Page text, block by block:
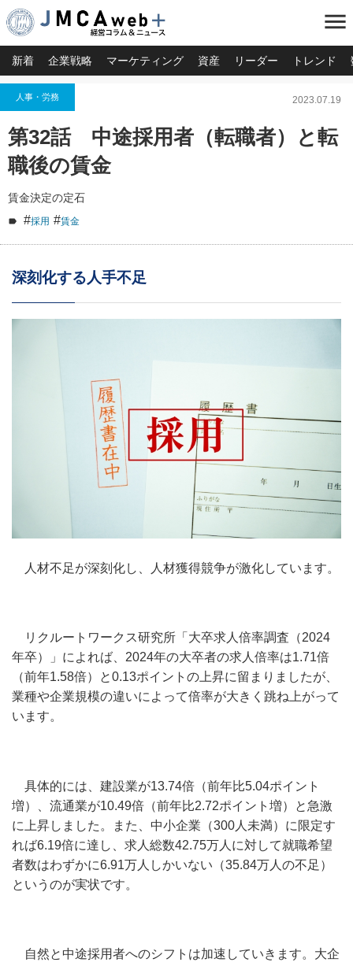
menu
新着 企業戦略 マーケティング 資産 リーダー トレンド
人事・労務 2023.07.19
第32話 中途採用者（転職者）と転
職後の賃金
賃金決定の定石
#採用 #賃金
深刻化する人手不足
人材不足が深刻化し、人材獲得競争が激化しています。
リクルートワークス研究所「大卒求人倍率調査（2024
年卒）」によれば、2024年の大卒者の求人倍率は1.71倍
（前年1.58倍）と0.13ポイントの上昇に留まりましたが、
業種や企業規模の違いによって倍率が大きく跳ね上がって
います。
具体的には、建設業が13.74倍（前年比5.04ポイント
増）、流通業が10.49倍（前年比2.72ポイント増）と急激
に上昇しました。また、中小企業（300人未満）に限定す
れば6.19倍に達し、求人総数42.75万人に対して就職希望
者数はわずかに6.91万人しかいない（35.84万人の不足）
というのが実状です。
自然と中途採用者へのシフトは加速していきます。大企